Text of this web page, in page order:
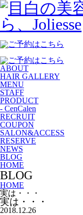
ABOUT
HAIR GALLERY
MENU
STAFF
PRODUCT
- CenCalen
RECRUIT
COUPON
SALON&ACCESS
RESERVE
NEWS
BLOG
HOME
BLOG
HOME
実は・・・
実は・・・
2018.12.26